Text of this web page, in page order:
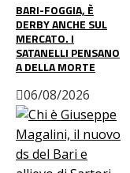
BARI-FOGGIA, È
DERBY ANCHE SUL
MERCATO. I
SATANELLI PENSANO
A DELLA MORTE
06/08/2026